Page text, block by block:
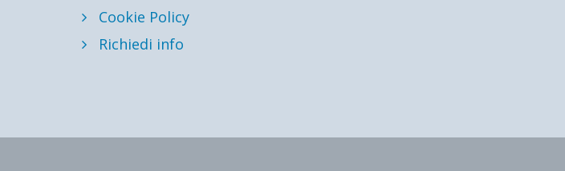
Cookie Policy
Richiedi info